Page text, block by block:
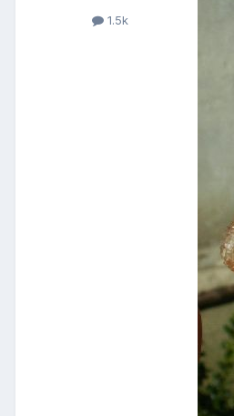
1.5k